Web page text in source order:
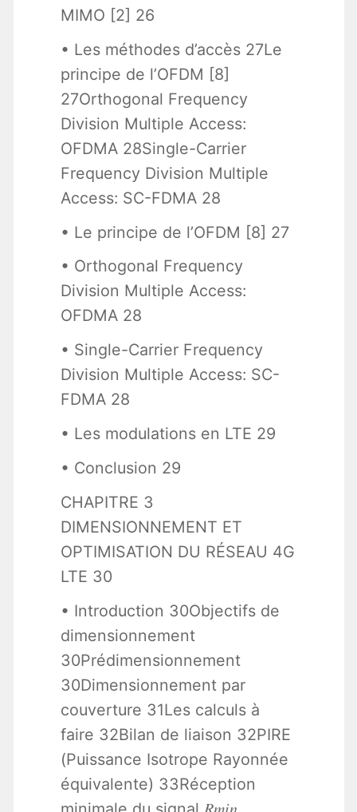
MIMO [2] 26
• Les méthodes d’accès 27Le
principe de l’OFDM [8]
27Orthogonal Frequency
Division Multiple Access:
OFDMA 28Single-Carrier
Frequency Division Multiple
Access: SC-FDMA 28
• Le principe de l’OFDM [8] 27
• Orthogonal Frequency
Division Multiple Access:
OFDMA 28
• Single-Carrier Frequency
Division Multiple Access: SC-
FDMA 28
• Les modulations en LTE 29
• Conclusion 29
CHAPITRE 3
DIMENSIONNEMENT ET
OPTIMISATION DU RÉSEAU 4G
LTE 30
• Introduction 30Objectifs de
dimensionnement
30Prédimensionnement
30Dimensionnement par
couverture 31Les calculs à
faire 32Bilan de liaison 32PIRE
(Puissance Isotrope Rayonnée
équivalente) 33Réception